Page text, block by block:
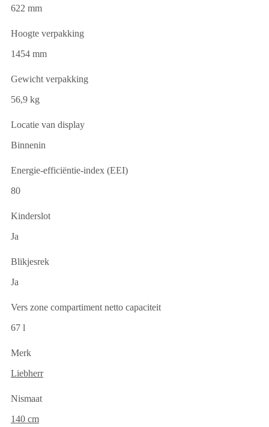
622 mm
Hoogte verpakking
1454 mm
Gewicht verpakking
56,9 kg
Locatie van display
Binnenin
Energie-efficiëntie-index (EEI)
80
Kinderslot
Ja
Blikjesrek
Ja
Vers zone compartiment netto capaciteit
67 l
Merk
Liebherr
Nismaat
140 cm